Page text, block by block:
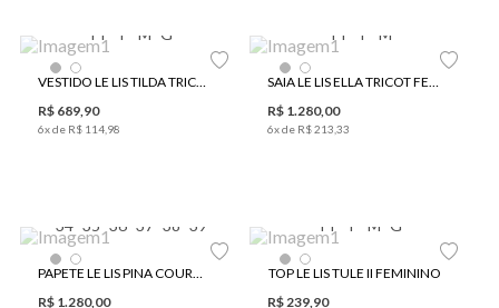
PP P M G
VESTIDO LE LIS TILDA TRICOT FEMININO
R$ 689 90
6x de R$ 114 98
PP P M
SAIA LE LIS ELLA TRICOT FEMININA
R$ 1.280, 00
6x de R$213 33
34 35 36 37 38 39
PAPETE LE LIS PINA COURO FEMININA
R$ 1.280, 00
PP P M G
TOP LE LIS TULE II FEMININO
R$ 239 90